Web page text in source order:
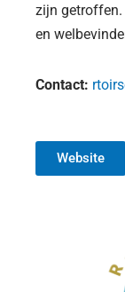
zijn
en
Contact:
Website